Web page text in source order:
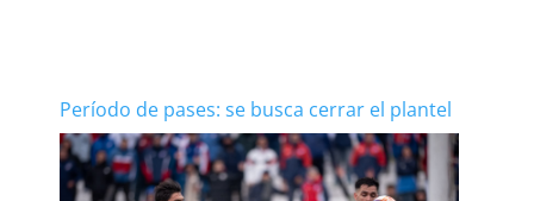
Período de pases: se busca cerrar el plantel